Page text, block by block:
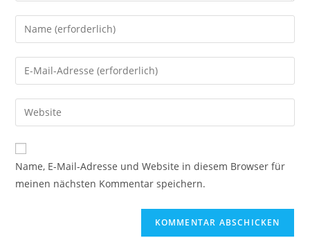
Name, E-Mail-Adresse und Website in diesem Browser für
meinen nächsten Kommentar speichern.